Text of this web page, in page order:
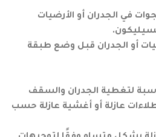
في الجدران أو الأرضيات
أو الجدران قبل وضع طبقة
لتغطية الجدران والسقف
عازلة أو أغشية عازلة حسب